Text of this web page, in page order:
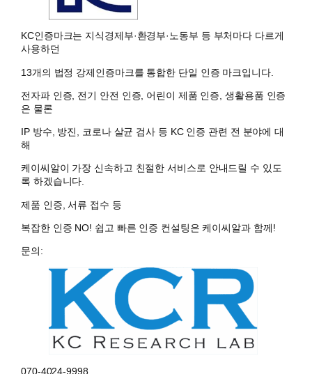
KC인증마크는 지식경제부·환경부·노동부 등 부처마다 다르게
사용하던
13개의 법정 강제인증마크를 통합한 단일 인증 마크입니다.
전자파 인증, 전기 안전 인증, 어린이 제품 인증, 생활용품 인증
은 물론
IP 방수, 방진, 코로나 살균 검사 등 KC 인증 관련 전 분야에 대
해
케이씨알이 가장 신속하고 친절한 서비스로 안내드릴 수 있도
록 하겠습니다.
제품 인증, 서류 접수 등
복잡한 인증 NO! 쉽고 빠른 인증 컨설팅은 케이씨알과 함께!
문의:
070-4024-9998